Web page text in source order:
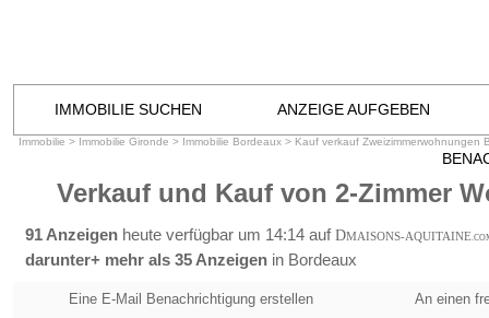
IMMOBILIE SUCHEN ANZEIGE AUFGEBEN
Immobilie > Immobilie Gironde > Immobilie Bordeaux > Kauf verkauf Zweizimmerwohnungen
Verkauf und Kauf von 2-Zimmer
91 Anzeigen heute verfügbar um 14:14 auf DMAISONS-AQUITAINE
darunter+ mehr als 35 Anzeigen in Bordeaux
Eine E-Mail Benachrichtigung erstellen An einen